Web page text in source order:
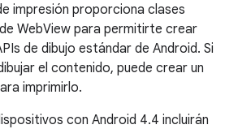
impresión proporciona clases
WebView para permitirte crear
de dibujo estándar de Android. Si
el contenido, puede crear un
imprimirlo.
con Android 4.4 incluirán